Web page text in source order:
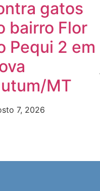
gatos
bairro Flor
Pequi 2 em
MT
7, 2026